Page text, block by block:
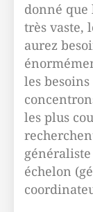
donné
très vaste,
aurez
les
les plus
échelon